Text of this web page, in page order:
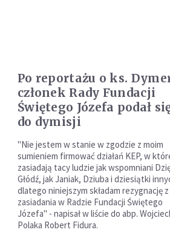
Po reportażu o ks.
członek Rady Fundacji
Świętego Józefa podał
do dymisji
"Nie jestem w stanie w zgodzie z moim
sumieniem firmować działań KEP, w
zasiadają tacy ludzie jak wspomniani
Głódź, jak Janiak, Dziuba i dziesiątki
dlatego niniejszym składam rezygnację z
zasiadania w Radzie Fundacji Świętego
Józefa" - napisał w liście do abp.
Polaka Robert Fidura.